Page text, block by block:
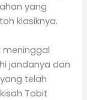
yang
klasiknya.
meninggal
jandanya dan
telah
Tobit